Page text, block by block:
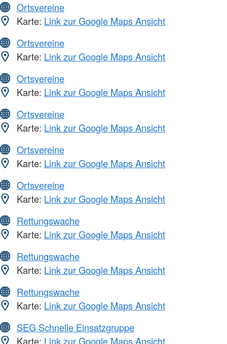
Ortsvereine
Karte: Link zur Google Maps Ansicht
Ortsvereine
Karte: Link zur Google Maps Ansicht
Ortsvereine
Karte: Link zur Google Maps Ansicht
Ortsvereine
Karte: Link zur Google Maps Ansicht
Ortsvereine
Karte: Link zur Google Maps Ansicht
Ortsvereine
Karte: Link zur Google Maps Ansicht
Rettungswache
Karte: Link zur Google Maps Ansicht
Rettungswache
Karte: Link zur Google Maps Ansicht
Rettungswache
Karte: Link zur Google Maps Ansicht
SEG Schnelle Einsatzgruppe
Karte: Link zur Google Maps Ansicht